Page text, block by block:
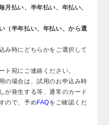
月払い、半年払い、年払い、
（半年払い、年払い、から選
み時にどちらかをご選択して
ト宛にご連絡ください。
の場合は、試用のお申込み時
が発生する等、通常のカード
ので、予め FAQをご確認くだ